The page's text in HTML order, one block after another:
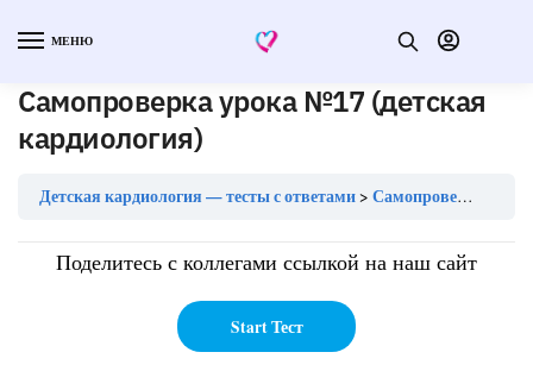
МЕНЮ
Самопроверка урока №17 (детская
кардиология)
Детская кардиология — тесты с ответами Самопроверка урока №17 (детская кардиология)
Поделитесь с коллегами ссылкой на наш сайт